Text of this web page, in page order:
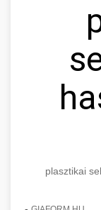
plasztikai